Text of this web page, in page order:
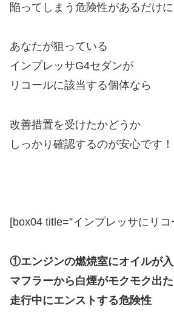
陥ってしまう危険性があるだけに
あなたが狙っている
インプレッサG4セダンが
リコールに該当する個体なら
改善措置を受けたかどうか
しっかり確認するのが安心です！
[box04 title=”インプレッサにリコ
①エンジンの燃焼室にオイルが入
マフラーから白煙がモクモク出た
走行中にエンストする危険性